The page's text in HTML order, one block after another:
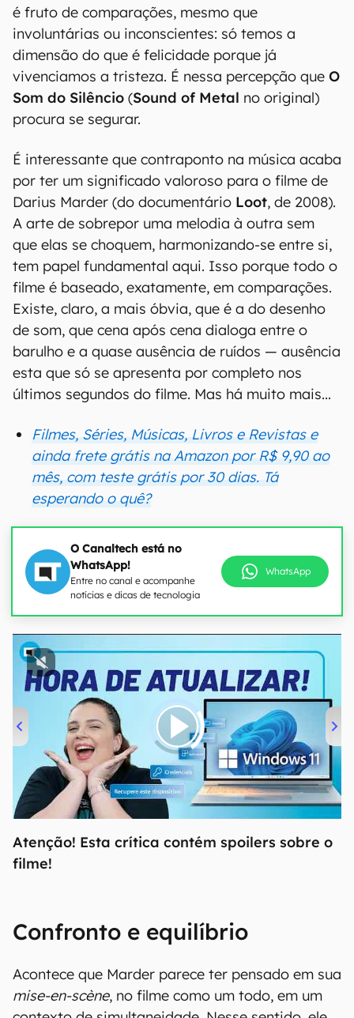
é fruto de comparações, mesmo que
involuntárias ou inconscientes: só temos a
dimensão do que é felicidade porque já
vivenciamos a tristeza. É nessa percepção que O
Som do Silêncio (Sound of Metal no original)
procura se segurar.
É interessante que contraponto na música acaba
por ter um significado valoroso para o filme de
Darius Marder (do documentário Loot, de 2008).
A arte de sobrepor uma melodia à outra sem
que elas se choquem, harmonizando-se entre si,
tem papel fundamental aqui. Isso porque todo o
filme é baseado, exatamente, em comparações.
Existe, claro, a mais óbvia, que é a do desenho
de som, que cena após cena dialoga entre o
barulho e a quase ausência de ruídos — ausência
esta que só se apresenta por completo nos
últimos segundos do filme. Mas há muito mais...
Filmes, Séries, Músicas, Livros e Revistas e
ainda frete grátis na Amazon por R$ 9,90 ao
mês, com teste grátis por 30 dias. Tá
esperando o quê?
O Canaltech está no
WhatsApp!
Entre no canal e acompanhe
notícias e dicas de tecnologia
WhatsApp
00:00 04:52
Atenção! Esta crítica contém spoilers sobre o
filme!
Confronto e equilíbrio
Acontece que Marder parece ter pensado em sua
mise-en-scène, no filme como um todo, em um